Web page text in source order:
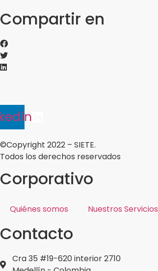
Compartir en
©Copyright 2022 – SIETE.
Todos los derechos reservados
Corporativo
Quiénes somos Nuestros Servicios
Contacto
Cra 35 #19-620 interior 2710